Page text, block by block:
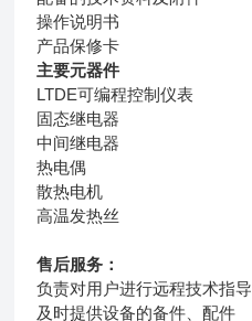
操作说明书
产品保修卡
主要元器件
LTDE可编程控制仪表
固态继电器
中间继电器
热电偶
散热电机
高温发热丝
售后服务：
负责对用户进行远程技术指导
及时提供设备的备件、配件